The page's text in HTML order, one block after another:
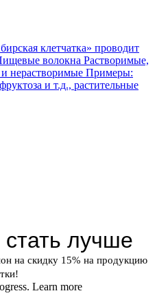
клетчатка» проводит
волокна Растворимые,
и нерастворимые Примеры:
и т.д., растительные